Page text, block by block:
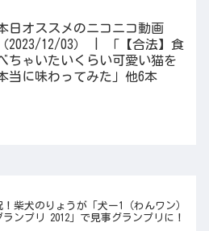
日オススメのニコニコ動画
（2023/12/03） | 「【合法】食
ちゃいたいくらい可愛い猫を
当に味わってみた」他6本
！柴犬のりょうが「犬ー1（わんワン）
ランプリ 2012」で見事グランプリに！